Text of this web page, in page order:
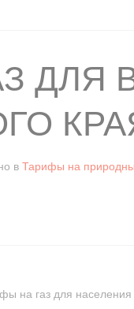
ДЛЯ
в Тарифы на
на газ для населения